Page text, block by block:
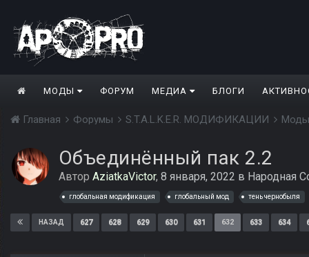
МОДЫ ФОРУМ МЕДИА БЛОГИ
Главная Форумы S.T.A.L.K.E.R. МОДИФИКАЦИИ
Объединённый пак 2.2
Автор AziatkaVictor, 8 января, 2022 в Народная
глобальная модификация глобальный мод тень чернобыля
НАЗАД 627 628 629 630 631 632 633 634